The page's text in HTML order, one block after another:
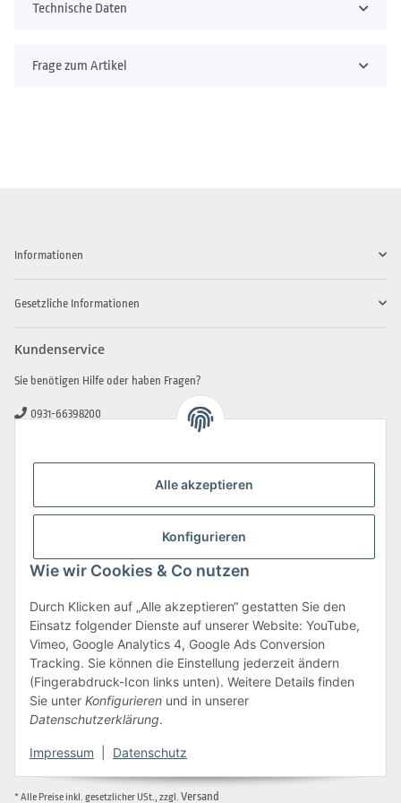
Alle akzeptieren
Konfigurieren
Wie wir Cookies & Co nutzen
Durch Klicken auf „Alle akzeptieren“ gestatten Sie den
Einsatz folgender Dienste auf unserer Website: YouTube,
Vimeo, Google Analytics 4, Google Ads Conversion
Tracking. Sie können die Einstellung jederzeit ändern
(Fingerabdruck-Icon links unten). Weitere Details finden
Sie unter Konfigurieren und in unserer
Datenschutzerklärung.
Impressum Datenschutz
Technische Daten
Frage zum Artikel
Informationen
Gesetzliche Informationen
Kundenservice
Sie benötigen Hilfe oder haben Fragen?
0931-66398200
info@beamerlampe-guenstiger.de
Sicher Einkaufen
Vertrag widerrufen
* Alle Preise inkl. gesetzlicher USt., zzgl. Versand